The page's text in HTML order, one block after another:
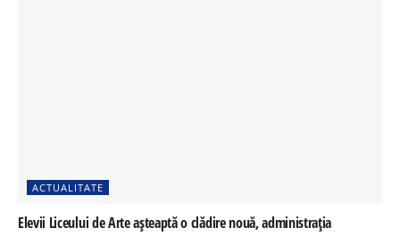
ACTUALITATE
Elevii Liceului de Arte așteaptă o clădire nouă, administrația